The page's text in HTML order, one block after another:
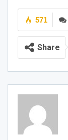
571
Share